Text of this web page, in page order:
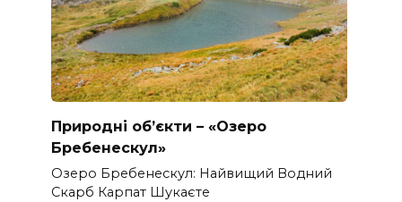
Природні об’єкти – «Озеро
Бребенескул»
Озеро Бребенескул: Найвищий Водний
Скарб Карпат Шукаєте